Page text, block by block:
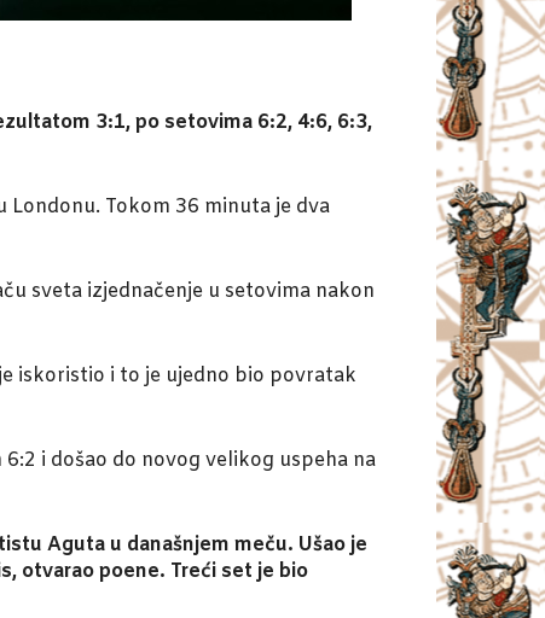
3:1, po setovima 6:2, 4:6, 6:3,
Londonu. Tokom 36 minuta je dva
sveta izjednačenje u setovima nakon
iskoristio i to je ujedno bio povratak
i došao do novog velikog uspeha na
Aguta u današnjem meču. Ušao je
otvarao poene. Treći set je bio